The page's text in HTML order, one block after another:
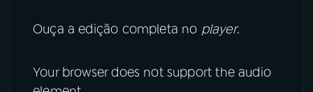
Ouça a edição completa no player.
Your browser does not support the audio